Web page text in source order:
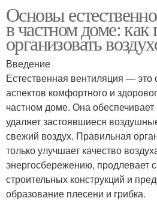
Основы
в частном доме: как
организовать
Введение
Естественная вентиляция — это
аспектов комфортного и
частном доме. Она
удаляет застоявшиеся
свежий воздух. Правильная
только улучшает качество
энергосбережению, продлевает
строительных конструкций и
образование плесени и грибка.